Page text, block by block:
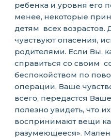
ребенка и уровня его
менее, некоторые
детям всех возрастов.
чувствуют опасения,
родителями. Если Вы,
справиться со своим
беспокойством по
операции, Ваше
всего, передастся
полезно увидеть, что
воспринимают вещи
разумеющееся».